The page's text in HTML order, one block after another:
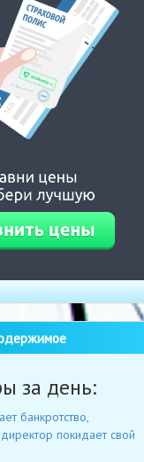
за день:
банкротство,
покидает свой